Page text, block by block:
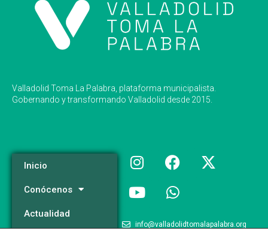
Valladolid Toma La Palabra, plataforma municipalista.
Gobernando y transformando Valladolid desde 2015.
Inicio
Conócenos
Actualidad
info@valladolidtomalapalabra.org